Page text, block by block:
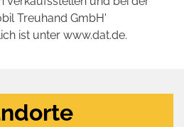
Treuhand GmbH'
ist unter www.dat.de.